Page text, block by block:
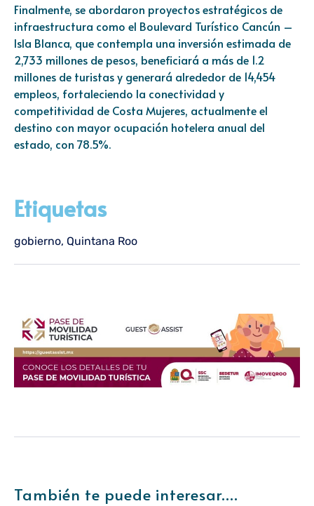
Finalmente, se abordaron proyectos estratégicos de
infraestructura como el Boulevard Turístico Cancún –
Isla Blanca, que contempla una inversión estimada de
2,733 millones de pesos, beneficiará a más de 1.2
millones de turistas y generará alrededor de 14,454
empleos, fortaleciendo la conectividad y
competitividad de Costa Mujeres, actualmente el
destino con mayor ocupación hotelera anual del
estado, con 78.5%.
Etiquetas
gobierno, Quintana Roo
También te puede interesar....